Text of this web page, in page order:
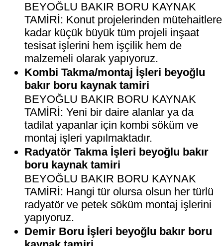
BEYOĞLU BAKIR BORU KAYNAK
TAMİRİ: Konut projelerinden mütehaitlere
kadar küçük büyük tüm projeli inşaat
tesisat işlerini hem işçilik hem de
malzemeli olarak yapıyoruz.
Kombi Takma/montaj İşleri beyoğlu
bakır boru kaynak tamiri
BEYOĞLU BAKIR BORU KAYNAK
TAMİRİ: Yeni bir daire alanlar ya da
tadilat yapanlar için kombi söküm ve
montaj işleri yapılmaktadır.
Radyatör Takma İşleri beyoğlu bakır
boru kaynak tamiri
BEYOĞLU BAKIR BORU KAYNAK
TAMİRİ: Hangi tür olursa olsun her türlü
radyatör ve petek söküm montaj işlerini
yapıyoruz.
Demir Boru İşleri beyoğlu bakır boru